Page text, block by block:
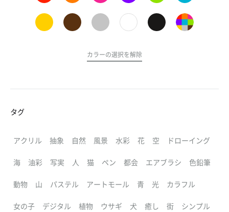
カラーの選択を解除
タグ
アクリル 抽象 自然 風景 水彩 花 空 ドローイング
海 油彩 写実 人 猫 ペン 都会 エアブラシ 色鉛筆
動物 山 パステル アートモール 青 光 カラフル
女の子 デジタル 植物 ウサギ 犬 癒し 街 シンプル